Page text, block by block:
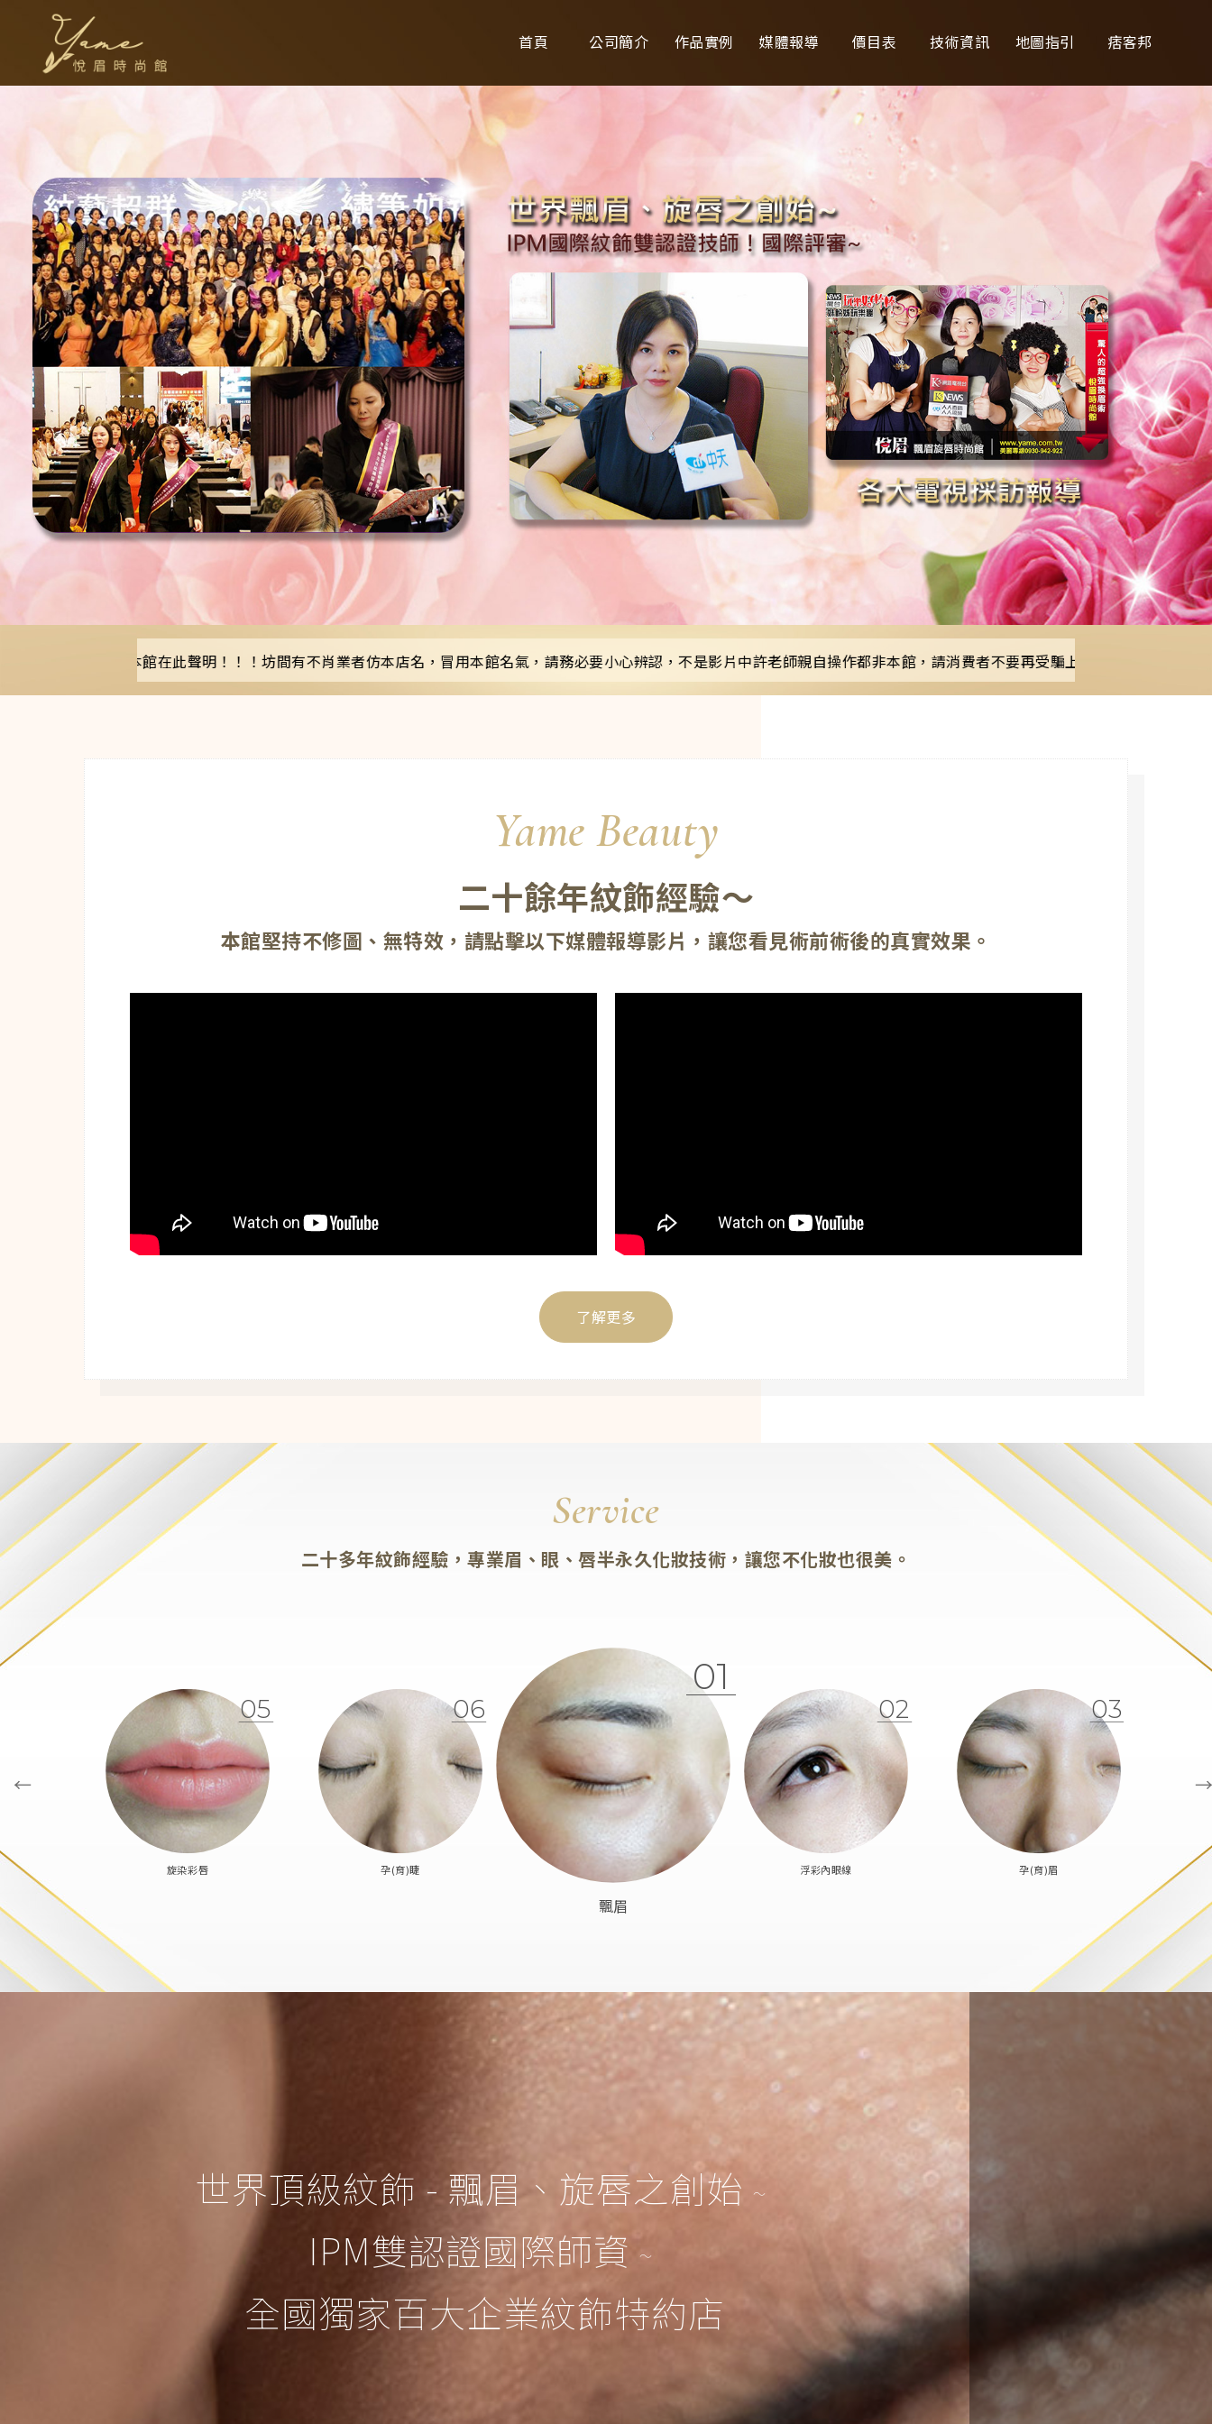
首頁 公司簡介 作品實例 媒體報導 價目表 技術資訊 地圖指引 痞客邦
賞~ 本館在此聲明！！！坊間有不肖業者仿本店名，冒用本館名氣，請務必要小心辨認，不是影片中許老師親自操作都非本館，請消費者不要再受騙上當！謝謝。
Yame Beauty
二十餘年紋飾經驗～
本館堅持不修圖、無特效，請點擊以下媒體報導影片，讓您看見術前術後的真實效果。
了解更多
Service
二十多年紋飾經驗，專業眉、眼、唇半永久化妝技術，讓您不化妝也很美。
05
旋染彩唇
06
孕(育)睫
01
飄眉
02
浮彩內眼線
03
孕(育)眉
世界頂級紋飾 - 飄眉、旋唇之創始 ～
IPM雙認證國際師資 ～
全國獨家百大企業紋飾特約店